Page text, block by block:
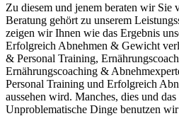
Zu diesem und jenem beraten wir Sie
Beratung gehört zu unserem
zeigen wir Ihnen wie das Ergebnis
Erfolgreich Abnehmen & Gewicht
& Personal Training,
Ernährungscoaching &
Personal Training und Erfolgreich
aussehen wird. Manches, dies und
Unproblematische Dinge benutzen